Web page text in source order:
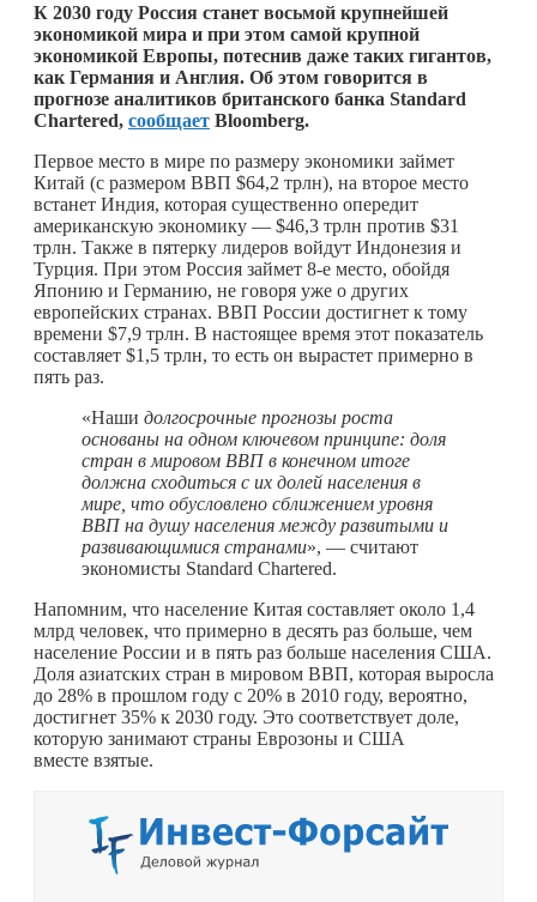
К 2030 году Россия станет восьмой крупнейшей
экономикой мира и при этом самой крупной
экономикой Европы, потеснив даже таких гигантов,
как Германия и Англия. Об этом говорится в
прогнозе аналитиков британского банка Standard
Chartered, сообщает Bloomberg.
Первое место в мире по размеру экономики займет
Китай (с размером ВВП $64,2 трлн), на второе место
встанет Индия, которая существенно опередит
американскую экономику — $46,3 трлн против $31
трлн. Также в пятерку лидеров войдут Индонезия и
Турция. При этом Россия займет 8-е место, обойдя
Японию и Германию, не говоря уже о других
европейских странах. ВВП России достигнет к тому
времени $7,9 трлн. В настоящее время этот показатель
составляет $1,5 трлн, то есть он вырастет примерно в
пять раз.
«Наши долгосрочные прогнозы роста
основаны на одном ключевом принципе: доля
стран в мировом ВВП в конечном итоге
должна сходиться с их долей населения в
мире, что обусловлено сближением уровня
ВВП на душу населения между развитыми и
развивающимися странами», — считают
экономисты Standard Chartered.
Напомним, что население Китая составляет около 1,4
млрд человек, что примерно в десять раз больше, чем
население России и в пять раз больше населения США.
Доля азиатских стран в мировом ВВП, которая выросла
до 28% в прошлом году с 20% в 2010 году, вероятно,
достигнет 35% к 2030 году. Это соответствует доле,
которую занимают страны Еврозоны и США
вместе взятые.